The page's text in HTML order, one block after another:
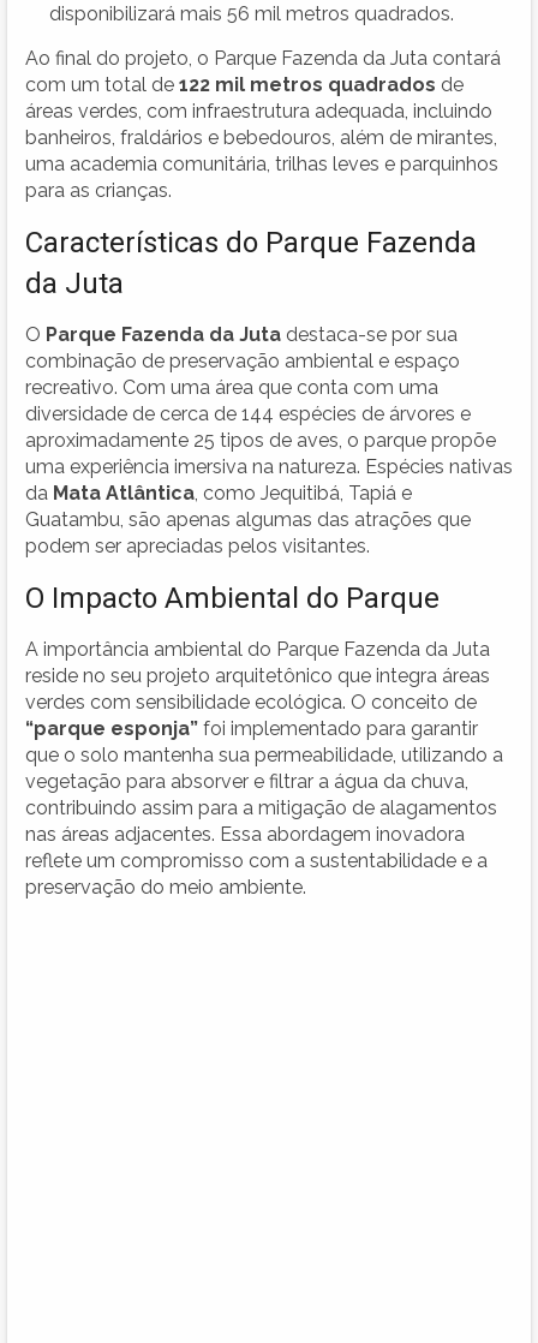
disponibilizará mais 56 mil metros quadrados.
Ao final do projeto, o Parque Fazenda da Juta contará
com um total de 122 mil metros quadrados de
áreas verdes, com infraestrutura adequada, incluindo
banheiros, fraldários e bebedouros, além de mirantes,
uma academia comunitária, trilhas leves e parquinhos
para as crianças.
Características do Parque Fazenda
da Juta
O Parque Fazenda da Juta destaca-se por sua
combinação de preservação ambiental e espaço
recreativo. Com uma área que conta com uma
diversidade de cerca de 144 espécies de árvores e
aproximadamente 25 tipos de aves, o parque propõe
uma experiência imersiva na natureza. Espécies nativas
da Mata Atlântica , como Jequitibá, Tapiá e
Guatambu, são apenas algumas das atrações que
podem ser apreciadas pelos visitantes.
O Impacto Ambiental do Parque
A importância ambiental do Parque Fazenda da Juta
reside no seu projeto arquitetônico que integra áreas
verdes com sensibilidade ecológica. O conceito de
“parque esponja” foi implementado para garantir
que o solo mantenha sua permeabilidade, utilizando a
vegetação para absorver e filtrar a água da chuva,
contribuindo assim para a mitigação de alagamentos
nas áreas adjacentes. Essa abordagem inovadora
reflete um compromisso com a sustentabilidade e a
preservação do meio ambiente.